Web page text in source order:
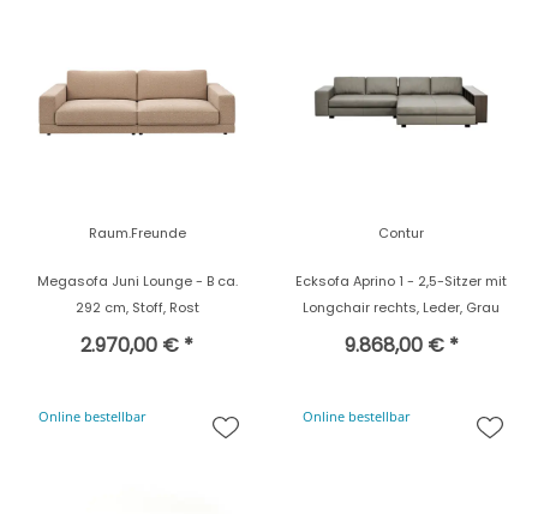
Raum.Freunde
Megasofa Juni Lounge - B ca.
292 cm, Stoff, Rost
2.970,00 € *
Contur
Ecksofa Aprino 1 - 2,5-Sitzer mit
Longchair rechts, Leder, Grau
9.868,00 € *
Online bestellbar Online bestellbar